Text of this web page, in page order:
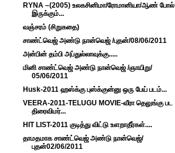
RYNA –(2005) உலகசினிமா/ரோமானியா/ஆண் போல்
இருக்கும்...
வஞ்சரம் (சிறுகதை)
சாண்ட்வெஜ் அண்டு நான்வெஜ் /புதன்/08/06/2011
அன்பின் தம்பி அப்துல்லாவுக்கு.....
மினி சாண்ட்வெஜ் அண்டு நான்வெஜ் /ஞாயிறு/
05/06/2011
Husk-2011 ஹஸ்க்கு புஸ்க்குன்னு ஒரு பேய் படம்...
VEERA-2011-TELUGU MOVIE-வீரா தெலுங்கு பட
திரைவிமர்...
HIT LIST-2011 குடித்து விட்டு உளறாதீர்கள்....
தாமதமாக சாண்ட்வெஜ் அண்டு நான்வெஜ்/
புதன்02/06/2011